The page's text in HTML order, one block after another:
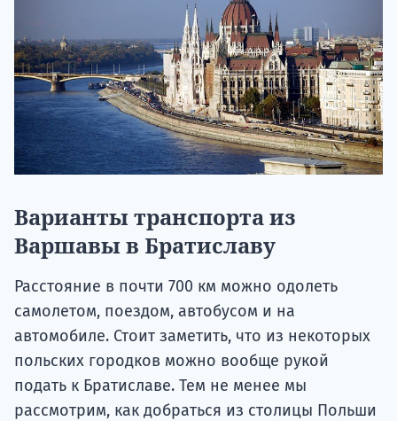
Варианты транспорта из
Варшавы в Братиславу
Расстояние в почти 700 км можно одолеть
самолетом, поездом, автобусом и на
автомобиле. Стоит заметить, что из некоторых
польских городков можно вообще рукой
подать к Братиславе. Тем не менее мы
рассмотрим, как добраться из столицы Польши